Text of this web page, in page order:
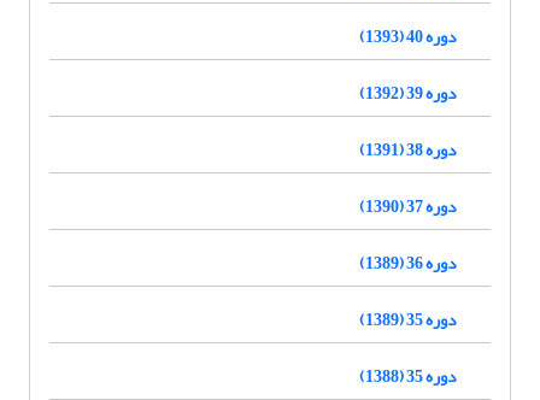
دوره 40 (1393)
دوره 39 (1392)
دوره 38 (1391)
دوره 37 (1390)
دوره 36 (1389)
دوره 35 (1389)
دوره 35 (1388)